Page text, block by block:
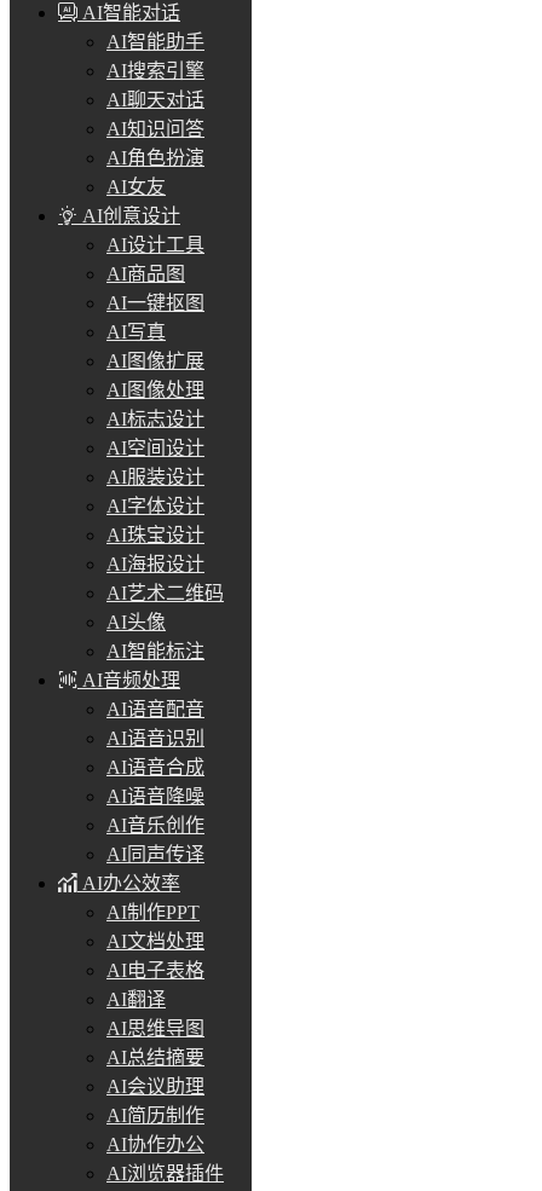
AI智能对话
AI智能助手
AI搜索引擎
AI聊天对话
AI知识问答
AI角色扮演
AI女友
AI创意设计
AI设计工具
AI商品图
AI一键抠图
AI写真
AI图像扩展
AI图像处理
AI标志设计
AI空间设计
AI服装设计
AI字体设计
AI珠宝设计
AI海报设计
AI艺术二维码
AI头像
AI智能标注
AI音频处理
AI语音配音
AI语音识别
AI语音合成
AI语音降噪
AI音乐创作
AI同声传译
AI办公效率
AI制作PPT
AI文档处理
AI电子表格
AI翻译
AI思维导图
AI总结摘要
AI会议助理
AI简历制作
AI协作办公
AI浏览器插件